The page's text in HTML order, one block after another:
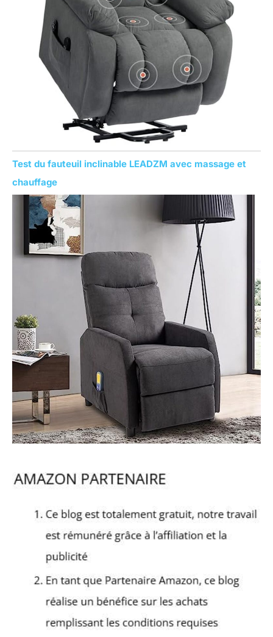
Test du fauteuil inclinable LEADZM avec massage et
chauffage